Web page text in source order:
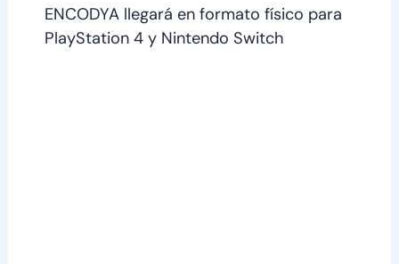
ENCODYA llegará en formato físico para
PlayStation 4 y Nintendo Switch